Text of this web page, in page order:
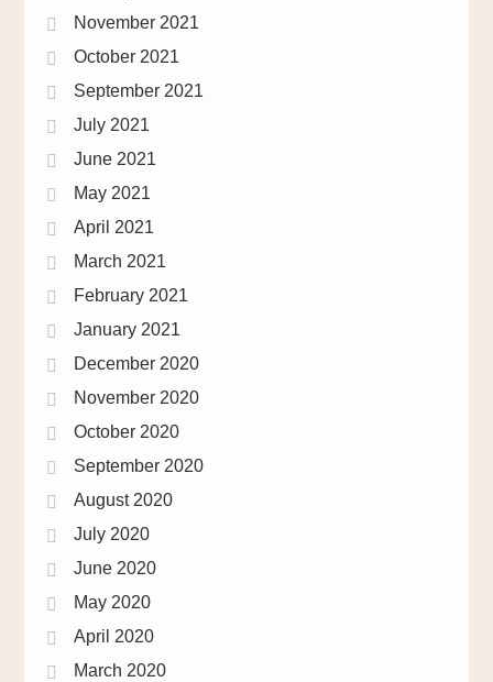
November 2021
October 2021
September 2021
July 2021
June 2021
May 2021
April 2021
March 2021
February 2021
January 2021
December 2020
November 2020
October 2020
September 2020
August 2020
July 2020
June 2020
May 2020
April 2020
March 2020